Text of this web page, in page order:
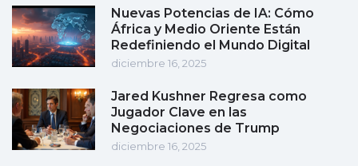
Nuevas Potencias de IA: Cómo
África y Medio Oriente Están
Redefiniendo el Mundo Digital
diciembre 16, 2025
Jared Kushner Regresa como
Jugador Clave en las
Negociaciones de Trump
diciembre 16, 2025